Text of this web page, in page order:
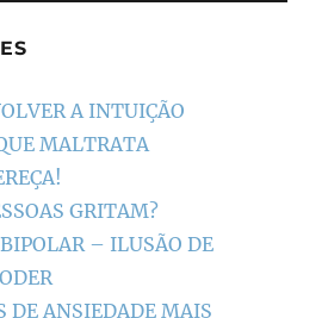
A INTUIÇÃO
MALTRATA
GRITAM?
– ILUSÃO DE
DE ANSIEDADE MAIS